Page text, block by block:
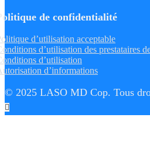
de confidentialité
d’utilisation acceptable
d’utilisation des prestataires
d’utilisation
d’informations
© 2025 LASO MD Cop. Tous